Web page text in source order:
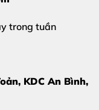
trong tuần
KDC An Bình,